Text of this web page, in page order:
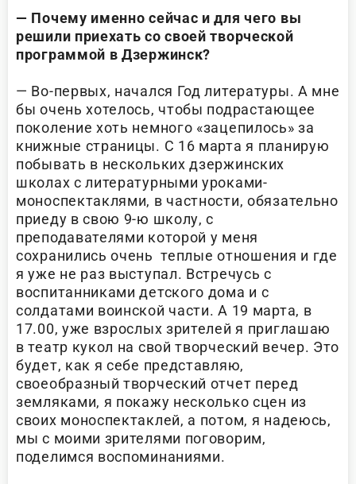
— Почему именно сейчас и для чего вы
решили приехать со своей творческой
программой в Дзержинск?
— Во-первых, начался Год литературы. А мне
бы очень хотелось, чтобы подрастающее
поколение хоть немного «зацепилось» за
книжные страницы. С 16 марта я планирую
побывать в нескольких дзержинских
школах с литературными уроками-
моноспектаклями, в частности, обязательно
приеду в свою 9-ю школу, с
преподавателями которой у меня
сохранились очень теплые отношения и где
я уже не раз выступал. Встречусь с
воспитанниками детского дома и с
солдатами воинской части. А 19 марта, в
17.00, уже взрослых зрителей я приглашаю
в театр кукол на свой творческий вечер. Это
будет, как я себе представляю,
своеобразный творческий отчет перед
земляками, я покажу несколько сцен из
своих моноспектаклей, а потом, я надеюсь,
мы с моими зрителями поговорим,
поделимся воспоминаниями.